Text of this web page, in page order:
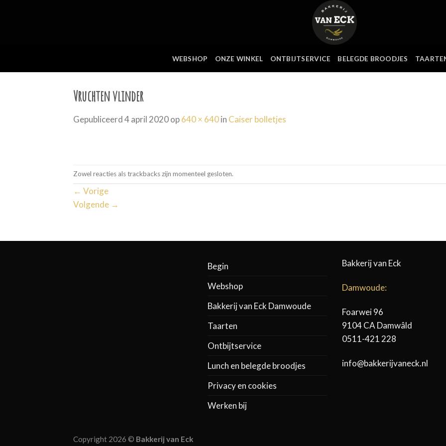
WEBSHOP ONZE WINKEL ONTBIJTSERVICE BELEGDE BROODJES
Vruchten vlinder
Gepubliceerd4 april 2020op640 × 640in Caiser bolletjes
Zowel reacties als trackbacks zijn momenteel gesloten.
← Vorige
Volgende →
Begin
Webshop
Bakkerij van Eck Damwoude
Taarten
Ontbijtservice
Lunch en belegde broodjes
Privacy en cookies
Werken bij
Bakkerij van Eck
Damwoude:
Foarwei 96
9104 CA Damwâld
0511-421 228
info@bakkerijvaneck.nl
Copyright 2026 © Bakkerij van Eck